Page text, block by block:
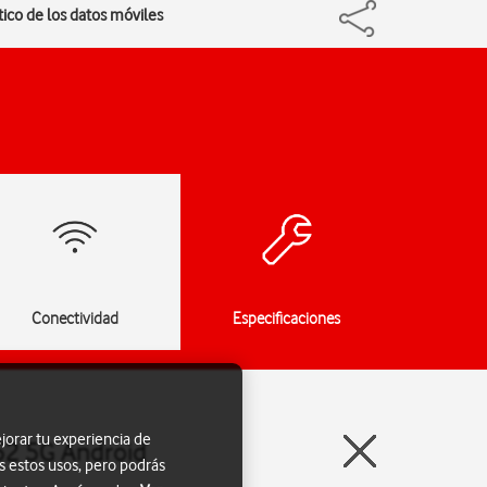
de los datos móviles
Conectividad Especificaciones
5G Android
tu experiencia de
estos usos, pero podrás